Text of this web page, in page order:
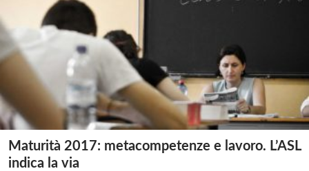
Maturità 2017: metacompetenze e lavoro. L’ASL
indica la via